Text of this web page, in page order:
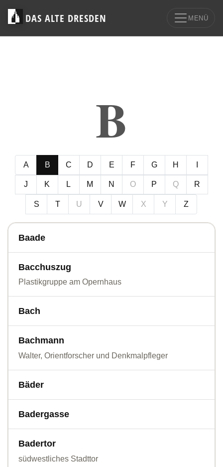
DAS ALTE DRESDEN MENÜ
B
A B C D E F G H
J K L M N O P Q R
S T U V W X Y Z
Baade
Bacchuszug
Plastikgruppe am Opernhaus
Bach
Bachmann
Walter, Orientforscher und Denkmalpfleger
Bäder
Badergasse
Badertor
südwestliches Stadttor